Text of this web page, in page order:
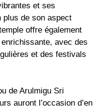
et ses
plus de son aspect
offre également
avec des
et des festivals
de Arulmigu Sri
auront l’occasion d’en